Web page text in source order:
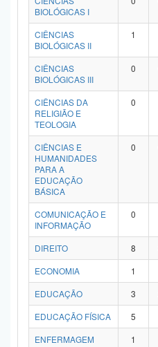
BIOLÓGICAS I
CIÊNCIAS
BIOLÓGICAS II
1
CIÊNCIAS
BIOLÓGICAS III
0
CIÊNCIAS DA
RELIGIÃO E
TEOLOGIA
0
CIÊNCIAS E
HUMANIDADES
PARA A
EDUCAÇÃO
BÁSICA
0
COMUNICAÇÃO E
INFORMAÇÃO
0
DIREITO 8
ECONOMIA
1
EDUCAÇÃO
3
EDUCAÇÃO FÍSICA
5
ENFERMAGEM
1